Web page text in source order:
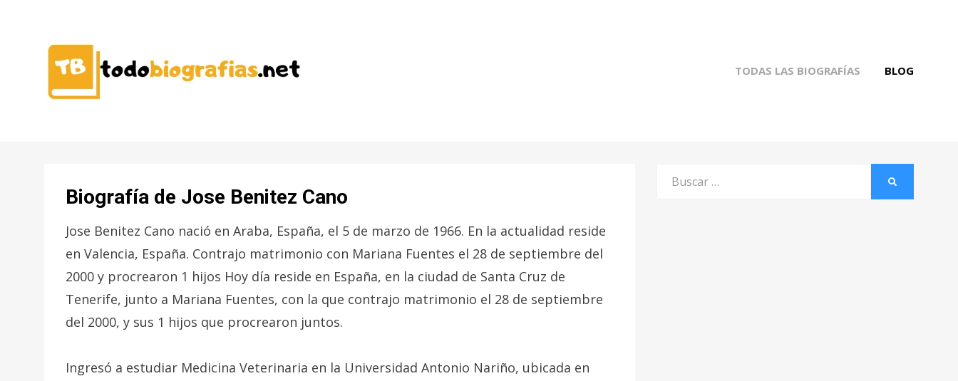
TODAS LAS BIOGRAFÍAS BLOG
Biografía de Jose Benitez Cano
Jose Benitez Cano nació en Araba, España, el 5 de marzo de 1966. En la actualidad reside
en Valencia, España. Contrajo matrimonio con Mariana Fuentes el 28 de septiembre del
2000 y procrearon 1 hijos Hoy día reside en España, en la ciudad de Santa Cruz de
Tenerife, junto a Mariana Fuentes, con la que contrajo matrimonio el 28 de septiembre
del 2000, y sus 1 hijos que procrearon juntos.
Ingresó a estudiar Medicina Veterinaria en la Universidad Antonio Nariño, ubicada en
Buscar